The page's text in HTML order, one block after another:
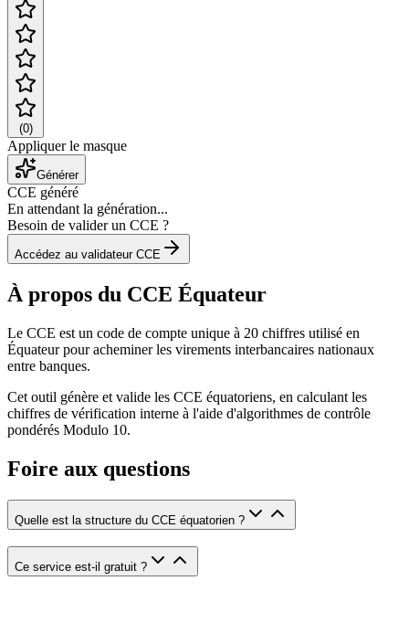
(0)
Appliquer le masque
Générer
CCE généré
En attendant la génération...
Besoin de valider un CCE ?
Accédez au validateur CCE
À propos du CCE Équateur
Le CCE est un code de compte unique à 20 chiffres utilisé en
Équateur pour acheminer les virements interbancaires nationaux
entre banques.
Cet outil génère et valide les CCE équatoriens, en calculant les
chiffres de vérification interne à l'aide d'algorithmes de contrôle
pondérés Modulo 10.
Foire aux questions
Quelle est la structure du CCE équatorien ?
Ce service est-il gratuit ?